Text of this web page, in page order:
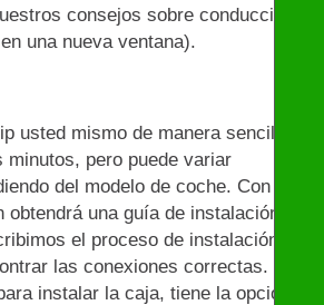
consejos sobre conducción
una nueva ventana).
usted mismo de manera sencilla:
minutos, pero puede variar
del modelo de coche. Con la
una guía de instalación
el proceso de instalación y
las conexiones correctas.
instalar la caja, tiene la opción